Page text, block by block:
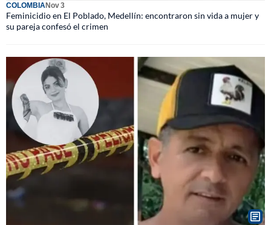
COLOMBIANov 3
Feminicidio en El Poblado, Medellín: encontraron sin vida a mujer y
su pareja confesó el crimen